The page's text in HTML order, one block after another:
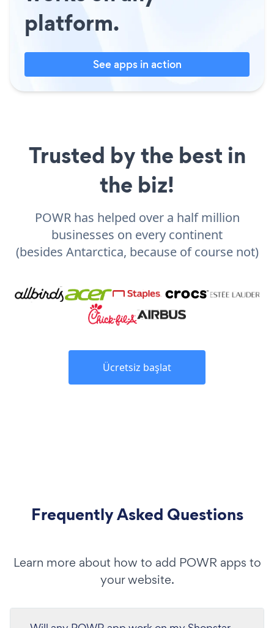
platform.
See apps in action
Trusted by the best in
the biz!
POWR has helped over a half million
businesses on every continent
(besides Antarctica, because of course not)
Ücretsiz başlat
Frequently Asked Questions
Learn more about how to add POWR apps to
your website.